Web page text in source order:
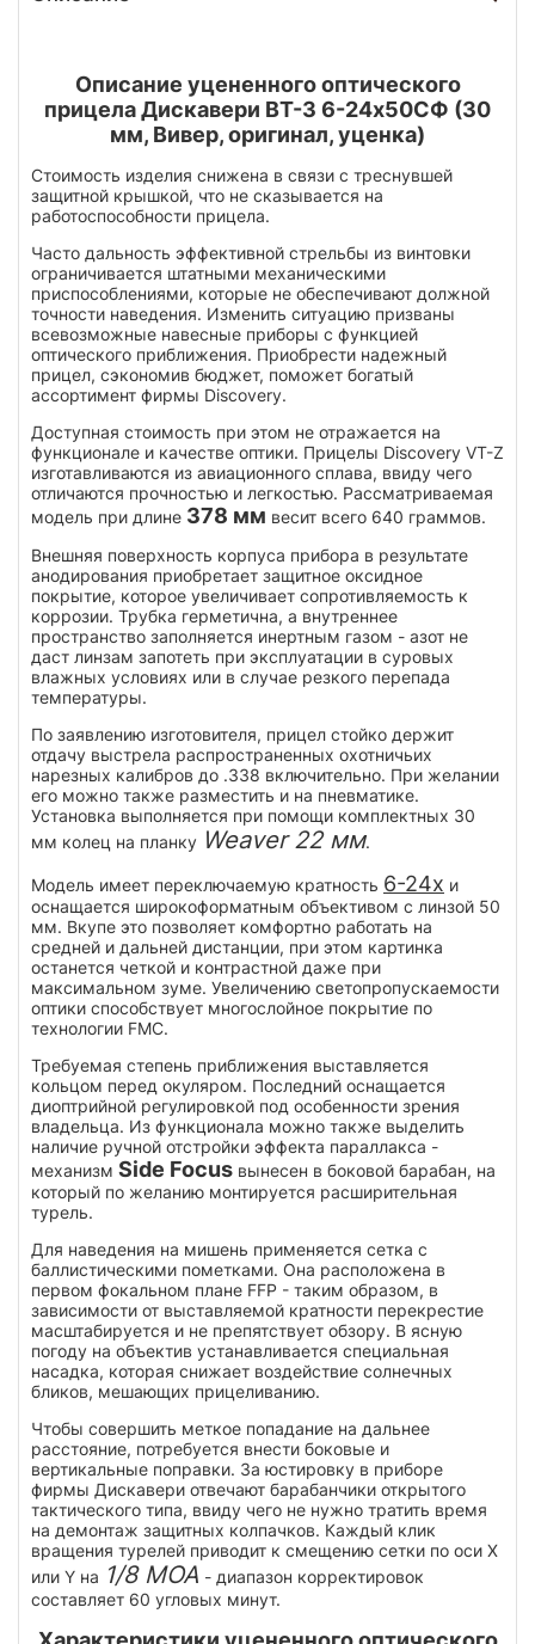
Описание уцененного оптического
прицела Дискавери ВТ-З 6-24х50СФ (30
мм, Вивер, оригинал, уценка)
Стоимость изделия снижена в связи с треснувшей
защитной крышкой, что не сказывается на
работоспособности прицела.
Часто дальность эффективной стрельбы из винтовки
ограничивается штатными механическими
приспособлениями, которые не обеспечивают должной
точности наведения. Изменить ситуацию призваны
всевозможные навесные приборы с функцией
оптического приближения. Приобрести надежный
прицел, сэкономив бюджет, поможет богатый
ассортимент фирмы Discovery.
Доступная стоимость при этом не отражается на
функционале и качестве оптики. Прицелы Discovery VT-Z
изготавливаются из авиационного сплава, ввиду чего
отличаются прочностью и легкостью. Рассматриваемая
модель при длине 378 мм весит всего 640 граммов.
Внешняя поверхность корпуса прибора в результате
анодирования приобретает защитное оксидное
покрытие, которое увеличивает сопротивляемость к
коррозии. Трубка герметична, а внутреннее
пространство заполняется инертным газом - азот не
даст линзам запотеть при эксплуатации в суровых
влажных условиях или в случае резкого перепада
температуры.
По заявлению изготовителя, прицел стойко держит
отдачу выстрела распространенных охотничьих
нарезных калибров до .338 включительно. При желании
его можно также разместить и на пневматике.
Установка выполняется при помощи комплектных 30
мм колец на планку Weaver 22 мм.
Модель имеет переключаемую кратность 6-24x и
оснащается широкоформатным объективом с линзой 50
мм. Вкупе это позволяет комфортно работать на
средней и дальней дистанции, при этом картинка
останется четкой и контрастной даже при
максимальном зуме. Увеличению светопропускаемости
оптики способствует многослойное покрытие по
технологии FMC.
Требуемая степень приближения выставляется
кольцом перед окуляром. Последний оснащается
диоптрийной регулировкой под особенности зрения
владельца. Из функционала можно также выделить
наличие ручной отстройки эффекта параллакса -
механизм Side Focus вынесен в боковой барабан, на
который по желанию монтируется расширительная
турель.
Для наведения на мишень применяется сетка с
баллистическими пометками. Она расположена в
первом фокальном плане FFP - таким образом, в
зависимости от выставляемой кратности перекрестие
масштабируется и не препятствует обзору. В ясную
погоду на объектив устанавливается специальная
насадка, которая снижает воздействие солнечных
бликов, мешающих прицеливанию.
Чтобы совершить меткое попадание на дальнее
расстояние, потребуется внести боковые и
вертикальные поправки. За юстировку в приборе
фирмы Дискавери отвечают барабанчики открытого
тактического типа, ввиду чего не нужно тратить время
на демонтаж защитных колпачков. Каждый клик
вращения турелей приводит к смещению сетки по оси X
или Y на 1/8 MOA - диапазон корректировок
составляет 60 угловых минут.